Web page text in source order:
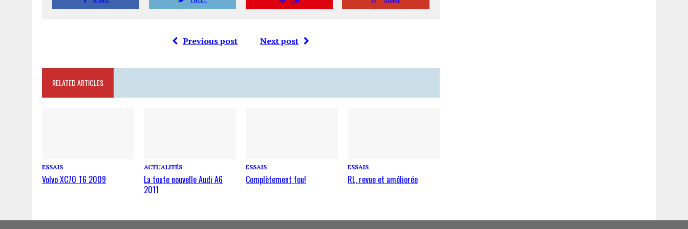
Previous post Next post
RELATED ARTICLES
ESSAIS
Volvo XC70 T6 2009
ACTUALITÉS
La toute nouvelle Audi A6
2011
ESSAIS
Complètement fou!
ESSAIS
RL, revue et améliorée